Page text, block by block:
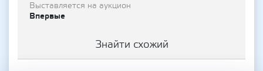
Выставляется на аукцион
Впервые
Знайти схожий